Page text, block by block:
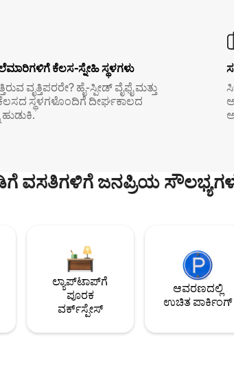
ಕೆಲಸ-ಸ್ನೇಹಿ ಸ್ಥಳಗಳು
ವೃತ್ತಿಪರರೇ? ಹೈ-ಸ್ಪೀಡ್ ವೈಫೈ ಮತ್ತು
ಸ್ಥಳಗಳೊಂದಿಗೆ ದೀರ್ಘಕಾಲದ
ಹುಡುಕಿ.
ವಸತಿಗಳಿಗೆ ಜನಪ್ರಿಯ
ಲ್ಯಾಪ್‌ಟಾಪ್‌ಗೆ
ಪೂರಕ
ವರ್ಕ್‌ಸ್ಪೇಸ್
ಆವರಣದಲ್ಲಿ
ಉಚಿತ ಪಾರ್ಕಿಂಗ್